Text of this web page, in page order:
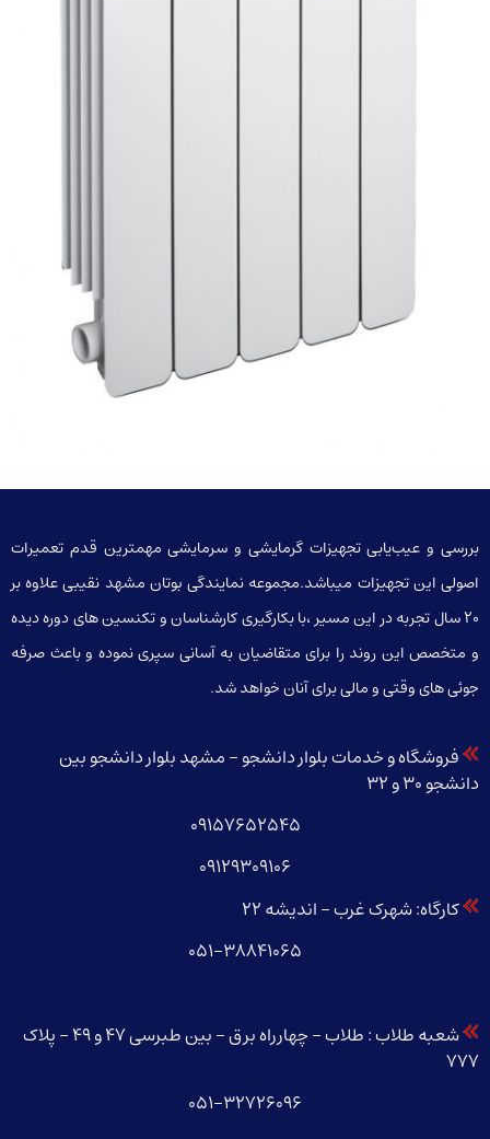
بررسی و عیب‌یابی تجهیزات گرمایشی و سرمایشی مهمترین قدم تعمیرات
اصولی این تجهیزات میباشد.مجموعه نمایندگی بوتان مشهد نقیبی علاوه بر
20 سال تجربه در این مسیر ،با بکارگیری کارشناسان و تکنسین های دوره دیده
و متخصص این روند را برای متقاضیان به آسانی سپری نموده و باعث صرفه
جوئی های وقتی و مالی برای آنان خواهد شد.
فروشگاه و خدمات بلوار دانشجو – مشهد بلوار دانشجو بین
دانشجو 30 و 32
09157652545
09129309106
کارگاه: شهرک غرب – اندیشه 22
051-38841065
شعبه طلاب : طلاب – چهارراه برق – بین طبرسی 47 و 49 – پلاک
777
051-32726096